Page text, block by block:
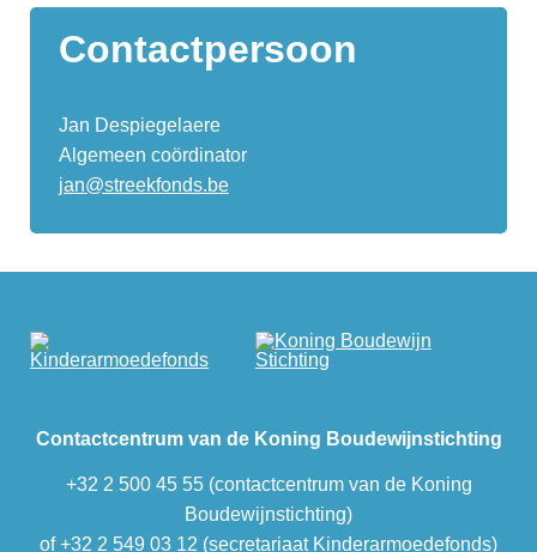
Contactpersoon
Jan Despiegelaere
Algemeen coördinator
jan@streekfonds.be
Contactcentrum van de Koning Boudewijnstichting
+32 2 500 45 55 (contactcentrum van de Koning
Boudewijnstichting)
of +32 2 549 03 12 (secretariaat Kinderarmoedefonds)